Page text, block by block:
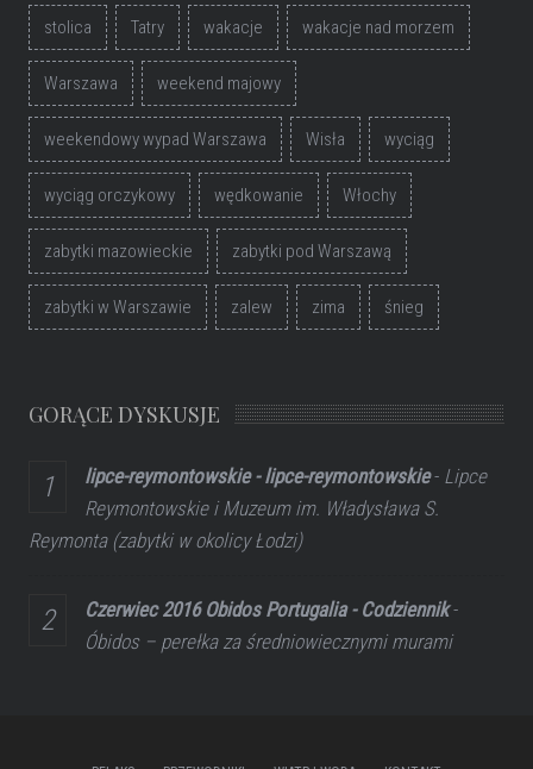
stolica Tatry wakacje wakacje nad morzem
Warszawa weekend majowy
weekendowy wypad Warszawa Wisła wyciąg
wyciąg orczykowy wędkowanie Włochy
zabytki mazowieckie zabytki pod Warszawą
zabytki w Warszawie zalew zima śnieg
GORĄCE DYSKUSJE
lipce-reymontowskie - lipce-reymontowskie- Lipce
Reymontowskie i Muzeum im. Władysława S.
Reymonta (zabytki w okolicy Łodzi)
Czerwiec 2016 Obidos Portugalia - Codziennik-
Óbidos – perełka za średniowiecznymi murami